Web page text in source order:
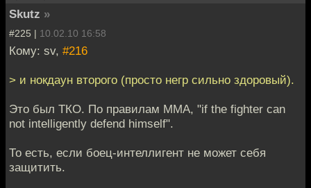
Skutz »
#225 | 10.02.10 16:58
Кому: sv, #216
> и нокдаун второго (просто негр сильно здоровый).
Это был ТКО. По правилам ММА, "if the fighter can
not intelligently defend himself".
То есть, если боец-интеллигент не может себя
защитить.